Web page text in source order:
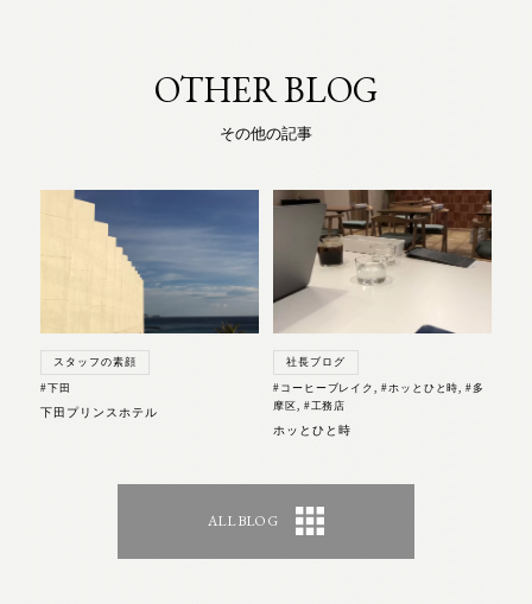
OTHER BLOG
その他の記事
スタッフの素顔
#下田
下田プリンスホテル
社長ブログ
#コーヒーブレイク,#ホッとひと時,#多
摩区, #工務店
ホッとひと時
ALL BLOG